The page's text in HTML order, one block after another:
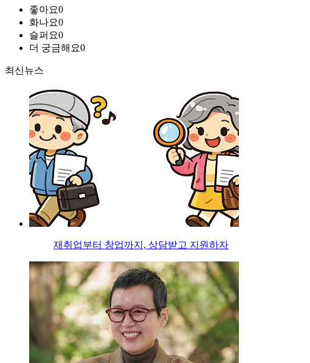
좋아요0
화나요0
슬퍼요0
더 궁금해요0
최신뉴스
재취업부터 창업까지, 상담받고 지원하자